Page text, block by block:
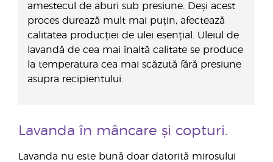
amestecul de aburi sub presiune. Deși acest
proces durează mult mai puțin, afectează
calitatea producției de ulei esențial. Uleiul de
lavandă de cea mai înaltă calitate se produce
la temperatura cea mai scăzută fără presiune
asupra recipientului.
Lavanda în mâncare și copturi.
Lavanda nu este bună doar datorită mirosului